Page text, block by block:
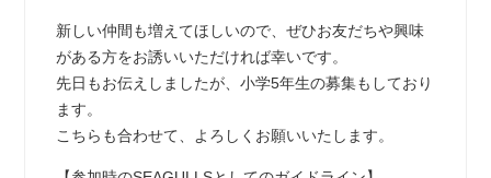
新しい仲間も増えてほしいので、ぜひお友だちや興味
がある方をお誘いいただければ幸いです。
先日もお伝えしましたが、小学5年生の募集もしており
ます。
こちらも合わせて、よろしくお願いいたします。